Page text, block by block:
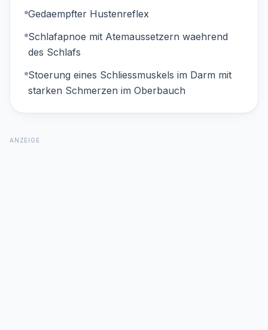
Gedaempfter Hustenreflex
Schlafapnoe mit Atemaussetzern waehrend
des Schlafs
Stoerung eines Schliessmuskels im Darm mit
starken Schmerzen im Oberbauch
ANZEIGE